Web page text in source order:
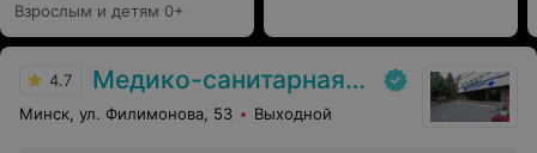
Взрослым и детям 0+
4.7 Медико-санитарная часть Вавилова
Минск, ул. Филимонова, 53 Выходной